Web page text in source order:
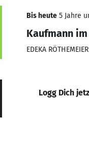
Bis heute 5 Jahre
Kaufmann
EDEKA
Logg Dich